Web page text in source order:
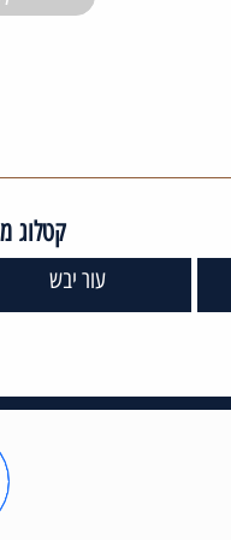
קטלוג
עור יבש